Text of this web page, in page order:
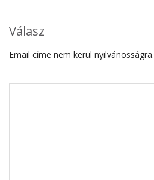
Válasz
Email címe nem kerül nyilvánosságra.